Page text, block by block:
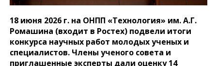
18 июня 2026 г. на ОНПП «Технология» им. А.Г.
Ромашина (входит в Ростех) подвели итоги
конкурса научных работ молодых ученых и
специалистов. Члены ученого совета и
приглашенные эксперты дали оценку 14